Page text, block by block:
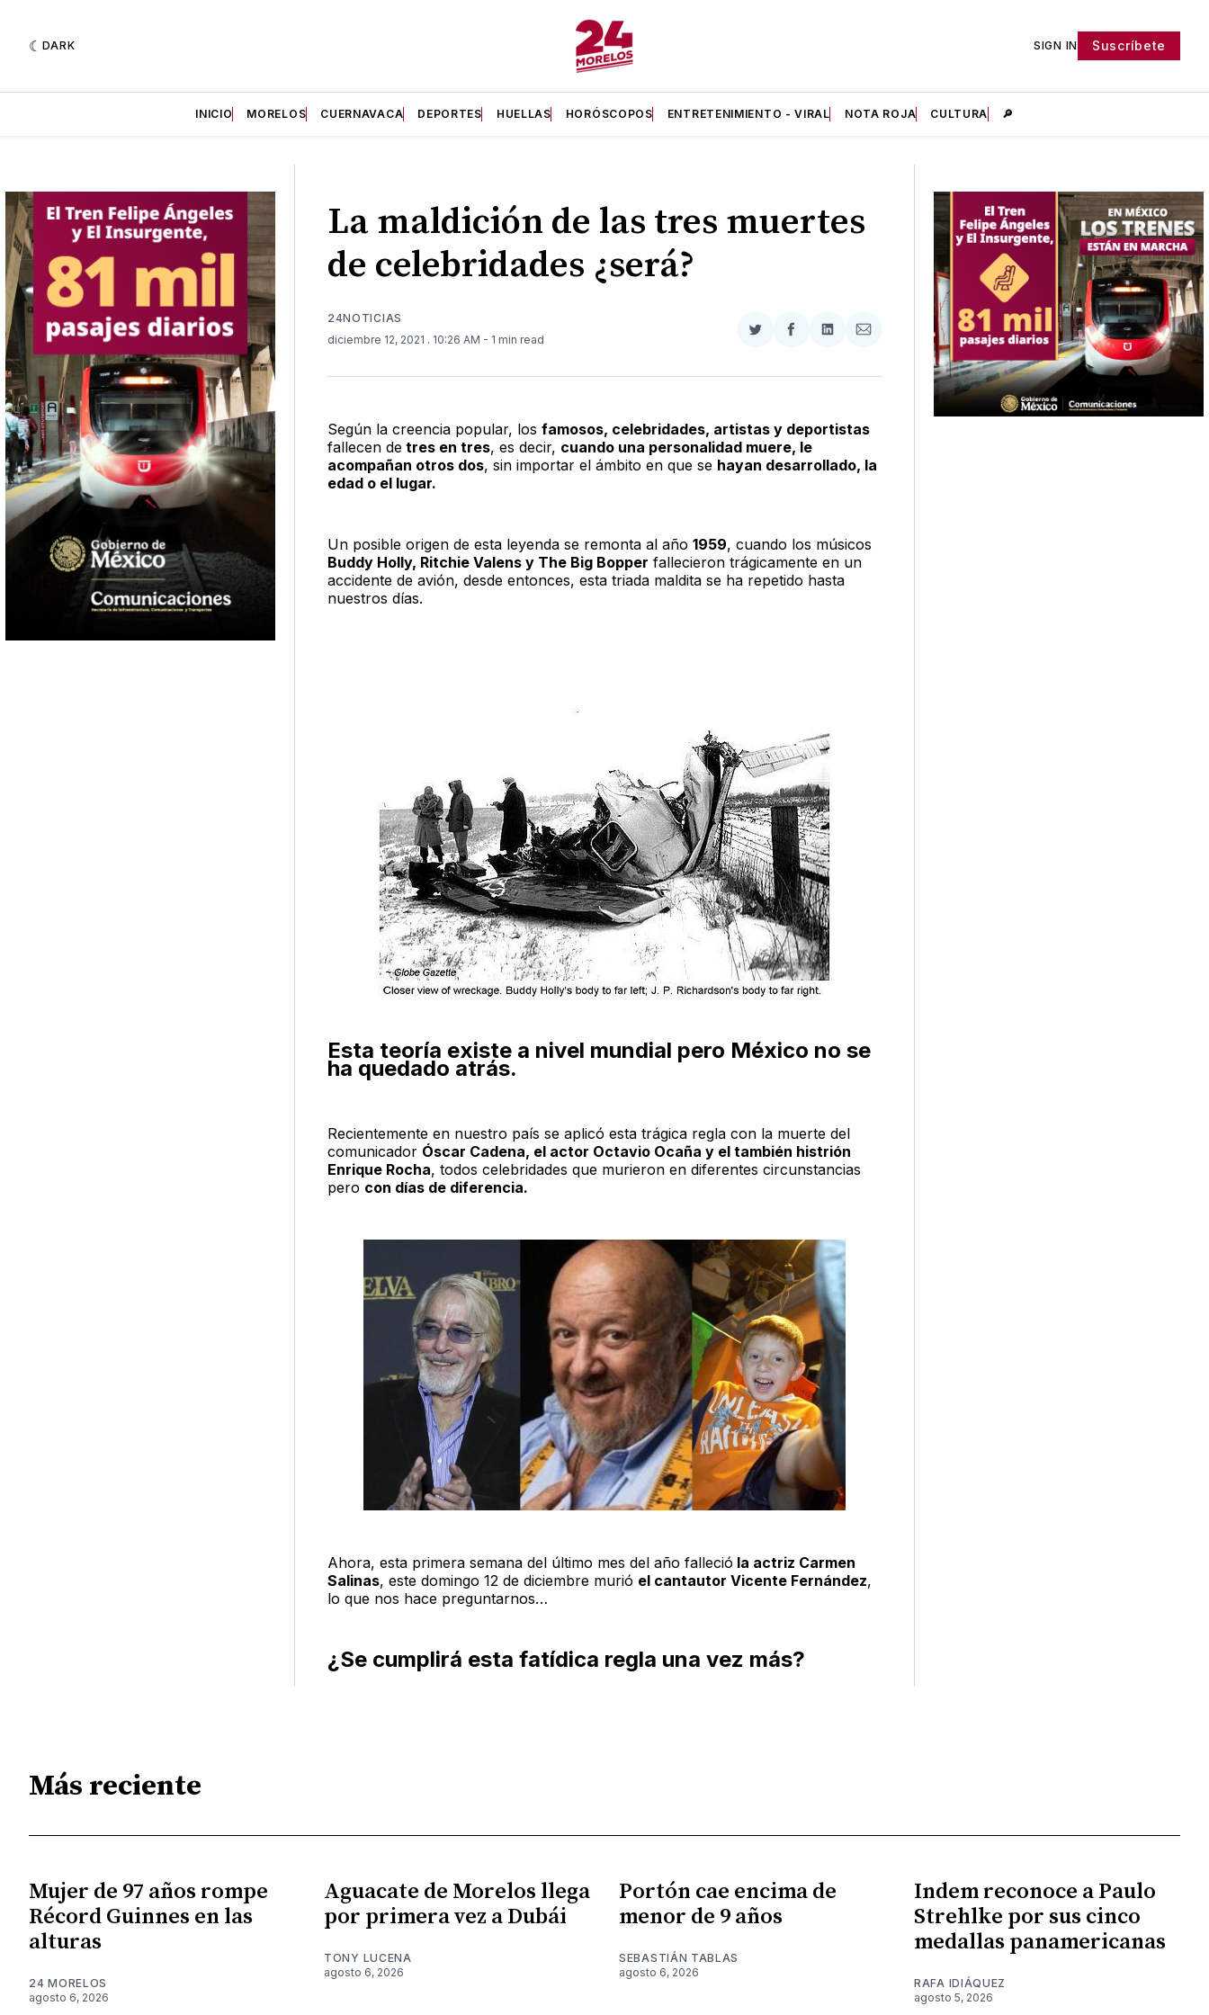
DARK SIGN IN Suscríbete
INICIO MORELOS CUERNAVACA DEPORTES HUELLAS HORÓSCOPOS ENTRETENIMIENTO - VIRAL NOTA ROJA CULTURA 🔎
La maldición de las tres muertes
de celebridades ¿será?
24NOTICIAS
diciembre 12, 2021 . 10:26 AM - 1 min read
Compartir
Twitter
Compartir
Facebook
Compartir
LinkedIn
Compartir
Email
Según la creencia popular, los famosos, celebridades, artistas y deportistas
fallecen detres en tres, es decir, cuando una personalidad muere, le
acompañan otros dos, sin importar el ámbito en que se hayan desarrollado, la
edad o el lugar.
Un posible origen de esta leyenda se remonta al año 1959, cuando los músicos
Buddy Holly, Ritchie Valens y The Big Bopper fallecieron trágicamente en un
accidente de avión, desde entonces, esta triada maldita se ha repetido hasta
nuestros días.
Esta teoría existe a nivel mundial pero México no se
ha quedado atrás.
Recientemente en nuestro país se aplicó esta trágica regla con la muerte del
comunicador Óscar Cadena, el actor Octavio Ocaña y el también histrión
Enrique Rocha, todos celebridades que murieron en diferentes circunstancias
pero con días de diferencia.
Ahora, esta primera semana del último mes del año falleció la actriz Carmen
Salinas, este domingo 12 de diciembre murió el cantautor Vicente Fernández,
lo que nos hace preguntarnos…
¿Se cumplirá esta fatídica regla una vez más?
Más reciente
Mujer de 97 años rompe
Récord Guinnes en las
alturas
24 MORELOS
agosto 6, 2026
Aguacate de Morelos llega
por primera vez a Dubái
TONY LUCENA
agosto 6, 2026
Portón cae encima de
menor de 9 años
SEBASTIÁN TABLAS
agosto 6, 2026
Indem reconoce a Paulo
Strehlke por sus cinco
medallas panamericanas
RAFA IDIÁQUEZ
agosto 5, 2026